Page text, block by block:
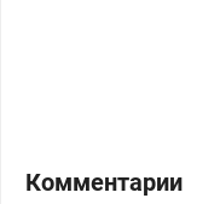
Комментарии